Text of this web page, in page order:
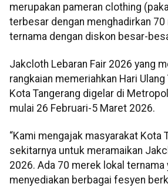
merupakan pameran clothing
terbesar dengan menghadirkan 70
ternama dengan diskon besar-
Jakcloth Lebaran Fair 2026 yang
rangkaian memeriahkan Hari
Kota Tangerang digelar di
mulai 26 Februari-5 Maret 2026.
“Kami mengajak masyarakat Kota
sekitarnya untuk meramaikan
2026. Ada 70 merek lokal ternama
menyediakan berbagai fesyen